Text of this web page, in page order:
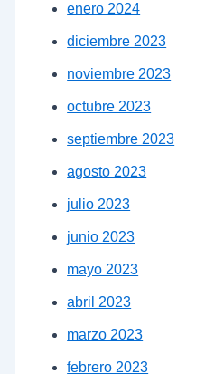
enero 2024
diciembre 2023
noviembre 2023
octubre 2023
septiembre 2023
agosto 2023
julio 2023
junio 2023
mayo 2023
abril 2023
marzo 2023
febrero 2023